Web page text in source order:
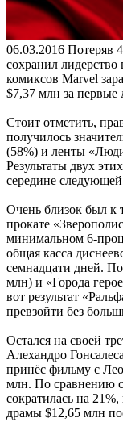
06.03.2016 Потеряв
сохранил
комиксов Marvel
$7,37 млн за первые
Стоит отметить,
получилось
(58%) и ленты
Результаты двух
середине
Очень близок был к
прокате
минимальном 6-
общая касса
семнадцати дней.
млн) и «Города
вот результат
превзойти без
Остался на своей
Алехандро
принёс фильму с
млн. По сравнению
сократилась на
драмы $12,65 млн